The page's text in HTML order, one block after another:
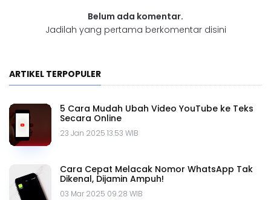
Belum ada komentar.
Jadilah yang pertama berkomentar disini
ARTIKEL TERPOPULER
5 Cara Mudah Ubah Video YouTube ke Teks
Secara Online
23 Jan 2025 13.53 WIB
Cara Cepat Melacak Nomor WhatsApp Tak
Dikenal, Dijamin Ampuh!
03 Mar 2025 09.28 WIB